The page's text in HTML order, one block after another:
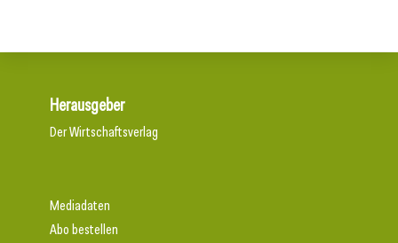
Herausgeber
Der Wirtschaftsverlag
Mediadaten
Abo bestellen